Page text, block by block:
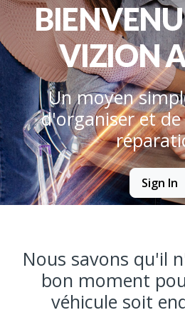
VIZION
Un moyen
d'organiser et
Sign In
Nous savons qu'il
bon moment
véhicule soit